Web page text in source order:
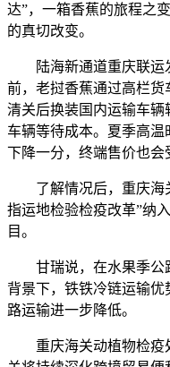
达”，一箱香蕉的旅程之
的真切改变。
陆海新通道重庆联运
前，老挝香蕉通过高栏
清关后换装国内运输车辆
车辆等待成本。夏季高
下降一分，终端售价也会
了解情况后，重庆海
指运地检验检疫改革”纳
目。
甘瑞说，在水果季公
背景下，铁铁冷链运输
路运输进一步降低。
重庆海关动植物检疫